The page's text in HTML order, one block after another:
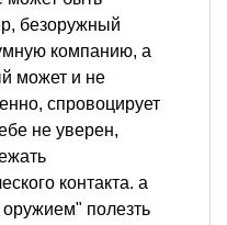
безоружный
компанию, а
может и не
спровоцирует
не уверен,
контакта. а
полезть